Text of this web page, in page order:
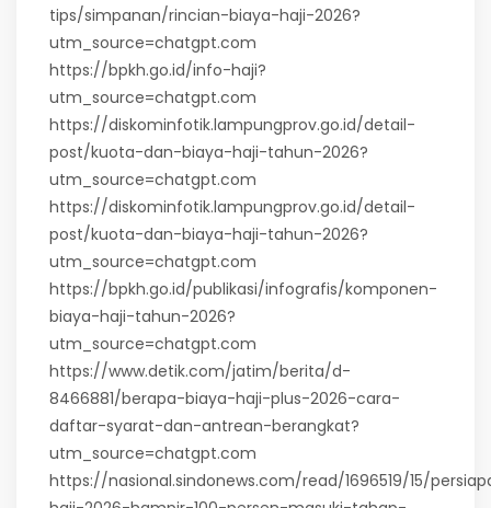
tips/simpanan/rincian-biaya-haji-2026?
utm_source=chatgpt.com
https://bpkh.go.id/info-haji?
utm_source=chatgpt.com
https://diskominfotik.lampungprov.go.id/detail-
post/kuota-dan-biaya-haji-tahun-2026?
utm_source=chatgpt.com
https://diskominfotik.lampungprov.go.id/detail-
post/kuota-dan-biaya-haji-tahun-2026?
utm_source=chatgpt.com
https://bpkh.go.id/publikasi/infografis/komponen-
biaya-haji-tahun-2026?
utm_source=chatgpt.com
https://www.detik.com/jatim/berita/d-
8466881/berapa-biaya-haji-plus-2026-cara-
daftar-syarat-dan-antrean-berangkat?
utm_source=chatgpt.com
https://nasional.sindonews.com/read/1696519/15/